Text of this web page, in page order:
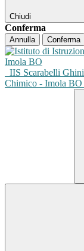
Chiudi
Conferma
Annulla Conferma
IIS Scarabelli Ghini
Chimico - Imola BO